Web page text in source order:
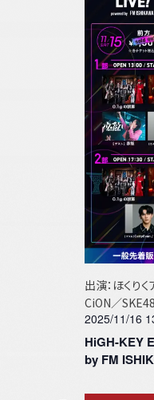
2025/11/16
HiGH-KEY
by FM
出演：ほくり
CiON／